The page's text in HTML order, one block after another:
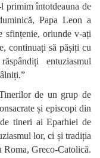
primim întotdeauna de
Papa Leon a
sfințenie, oriunde v-ați
continuați să pășiți cu
entuziasmul
de un grup de
și episcopi din
tineri ai Eparhiei de
lor, ci și tradiția
Roma, Greco-Catolică.